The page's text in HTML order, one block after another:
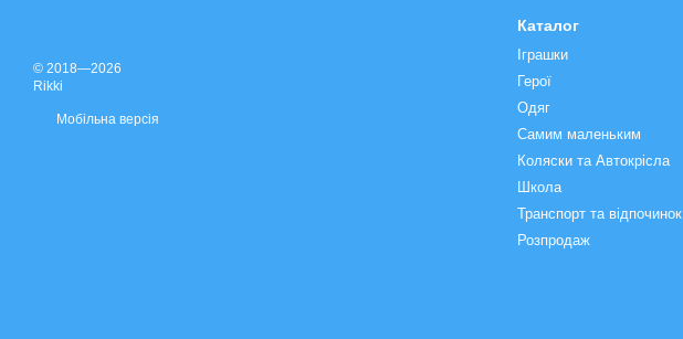
© 2018—2026
Rikki
Мобільна версія
Каталог
Іграшки
Герої
Одяг
Самим маленьким
Коляски та Автокрісла
Школа
Транспорт та відпочинок
Розпродаж